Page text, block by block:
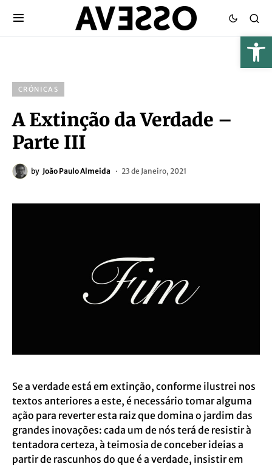
CRÓNICAS
A Extinção da Verdade –
Parte III
by João Paulo Almeida 23 de Janeiro, 2021
Se a verdade está em extinção, conforme ilustrei nos
textos anteriores a este, é necessário tomar alguma
ação para reverter esta raiz que domina o jardim das
grandes inovações: cada um de nós terá de resistir à
tentadora certeza, à teimosia de conceber ideias a
partir de rascunhos do que é a verdade, insistir em